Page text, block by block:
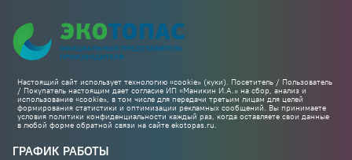
Настоящий сайт использует технологию «cookie» (куки). Посетитель / Пользователь
/ Покупатель настоящим дает согласие ИП «Маникин И.А.» на сбор, анализ и
использование «cookie», в том числе для передачи третьим лицам для целей
формирования статистики и оптимизации рекламных сообщений. Вы принимаете
условия политики конфиденциальности каждый раз, когда оставляете свои данные
в любой форме обратной связи на сайте ekotopas.ru.
ГРАФИК РАБОТЫ